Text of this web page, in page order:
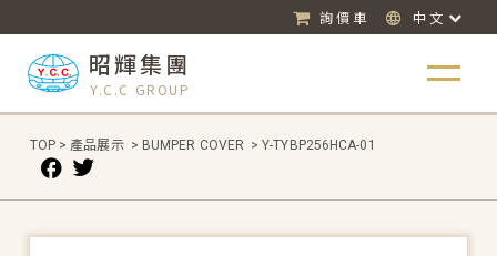
詢價車 中文
昭輝集團
Y.C.C GROUP
TOP > 產品展示 > BUMPER COVER > Y-TYBP256HCA-01